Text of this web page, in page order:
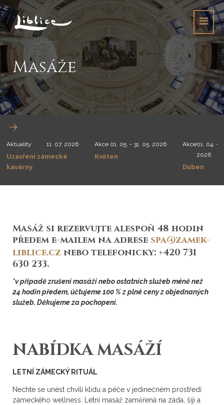
Masáže
Aktuality 11. 07. 2026
Uzavření zámecké
kavárny
Akce 01. 05. - 31. 05. 2026
Květen
Akce01. 04. -
2026
Duben
Masáž si rezervujte alespoň 48 hodin
předem e-mailem na adrese spa@zamek-
liblice.cz nebo telefonicky: +420 731
630 233.
*v případě zrušení masáží nebo ostatních služeb méně než
24 hodin předem, účtujeme 100 % z plné ceny z objednaných
služeb. Děkujeme za pochopení.
NABÍDKA MASÁŽÍ
LETNÍ ZÁMECKÝ RITUÁL
Nechte se unést chvílí klidu a péče v jedinečném prostředí
zámeckého wellness. Letní masáž zaměřená na záda, šíji a